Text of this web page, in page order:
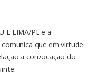
E LIMA/PE e a
comunica que em virtude
a convocação do